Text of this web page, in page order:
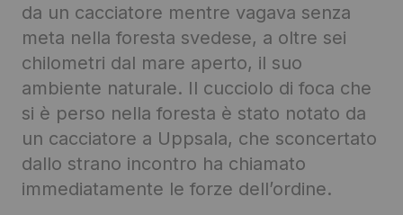
da un cacciatore mentre vagava senza
meta nella foresta svedese, a oltre sei
chilometri dal mare aperto, il suo
ambiente naturale. Il cucciolo di foca che
si è perso nella foresta è stato notato da
un cacciatore a Uppsala, che sconcertato
dallo strano incontro ha chiamato
immediatamente le forze dell’ordine.